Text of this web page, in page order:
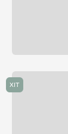
ХІТ